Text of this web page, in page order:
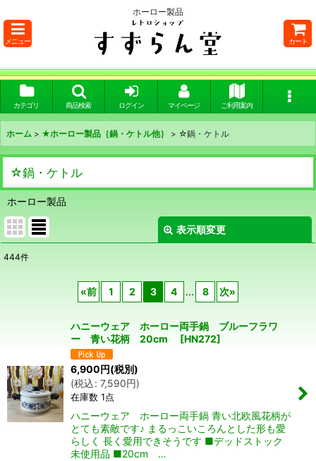
ホーロー製品
メニュー カート
カテゴリ 商品検索 ログイン マイページ ご利用案内
ホーム > ★ホーロー製品｛鍋・ケトル他｝ > ☆鍋・ケトル
☆鍋・ケトル
ホーロー製品
表示順変更
444件
«前 1 2 3 4 ... 8 次»
ハニーウェア ホーロー両手鍋 ブルーフラワ
ー 青い花柄 20cm
[HN272]
6,900 円(税別)
(税込: 7,590円)
在庫数 1点
ハニーウェア ホーロー両手鍋 青い北欧風花柄が
とても素敵です♪ まるっこいころんとした形も愛
らしく 長く愛用できそうです ■デッドストック
未使用品 ■20cm …